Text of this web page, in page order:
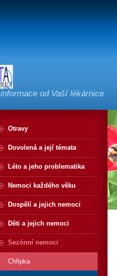
informace od Vaší lékárnice
Otravy
Dovolená a její témata
Léto a jeho problematika
Nemoci každého věku
Dospělí a jejich nemoci
Děti a jejich nemoci
Sezónní nemoci
Chřipka